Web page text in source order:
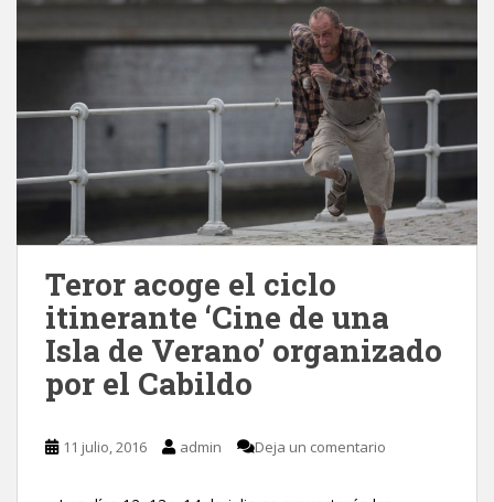
Teror acoge el ciclo
itinerante ‘Cine de una
Isla de Verano’ organizado
por el Cabildo
11 julio, 2016 admin Deja un comentario